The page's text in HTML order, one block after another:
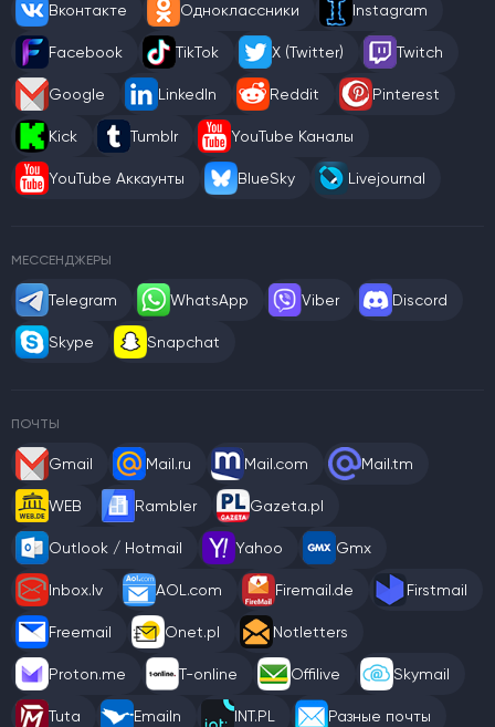
Вконтакте Одноклассники Instagram
Facebook TikTok X (Twitter) Twitch
Google LinkedIn Reddit Pinterest
Kick Tumblr YouTube Каналы
YouTube Аккаунты BlueSky Livejournal
МЕССЕНДЖЕРЫ
Telegram WhatsApp Viber Discord
Skype Snapchat
ПОЧТЫ
Gmail Mail.ru Mail.com Mail.tm
WEB Rambler Gazeta.pl
Outlook / Hotmail Yahoo Gmx
Inbox.lv AOL.com Firemail.de Firstmail
Freemail Onet.pl Notletters
Proton.me T-online Offilive Skymail
Tuta Emailn INT.PL Разные почты